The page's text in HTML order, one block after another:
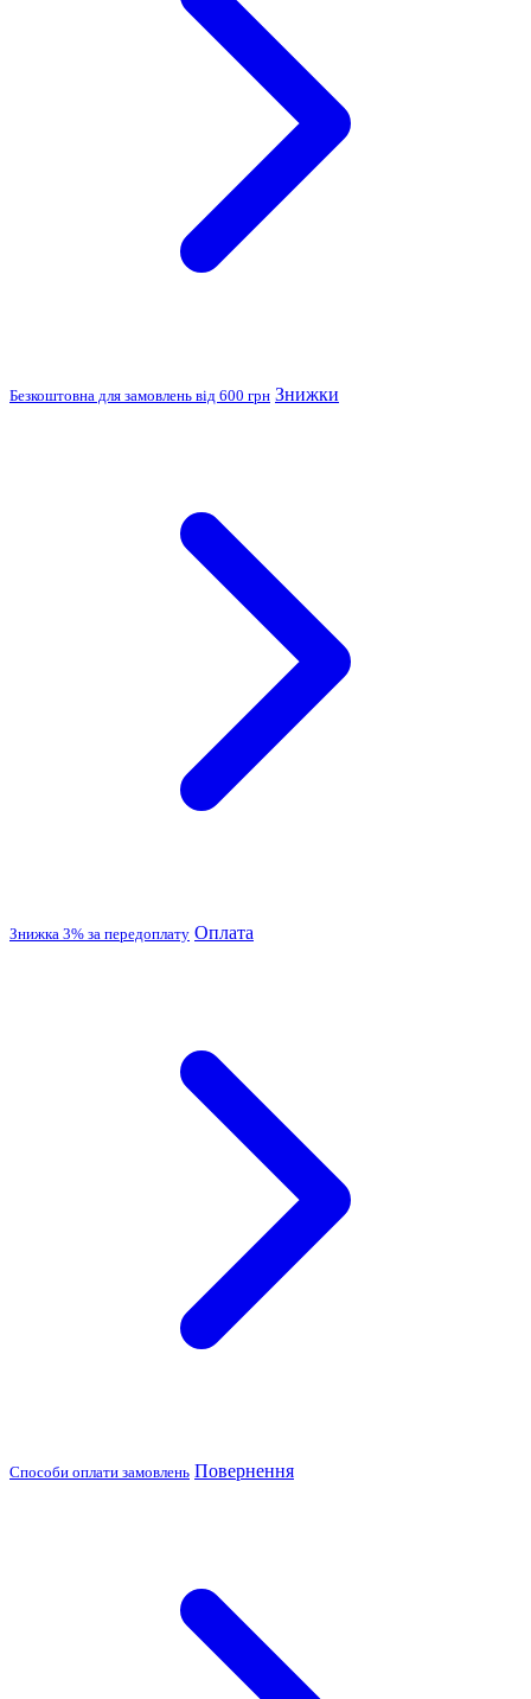
Безкоштовна для замовлень від 600 грн Знижки
Знижка 3% за передоплату Оплата
Способи оплати замовлень Повернення